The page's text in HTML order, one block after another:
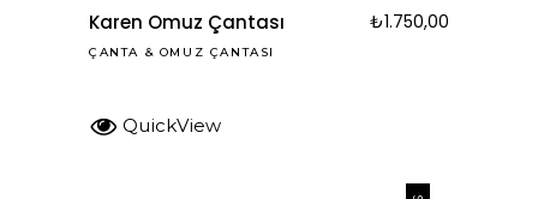
Karen Omuz Çantası ₺1.750,00
ÇANTA & OMUZ ÇANTASI
QuickView